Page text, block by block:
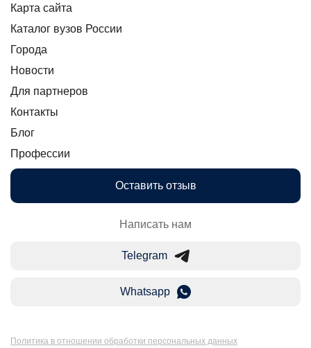
Карта сайта
Каталог вузов России
Города
Новости
Для партнеров
Контакты
Блог
Профессии
Оставить отзыв
Написать нам
Telegram
Whatsapp
Политика в отношении обработки персональных данных